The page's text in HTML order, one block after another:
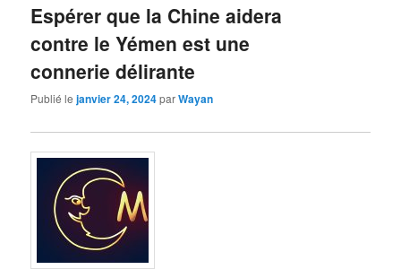
Espérer que la Chine aidera
contre le Yémen est une
connerie délirante
Publié lejanvier 24, 2024parWayan